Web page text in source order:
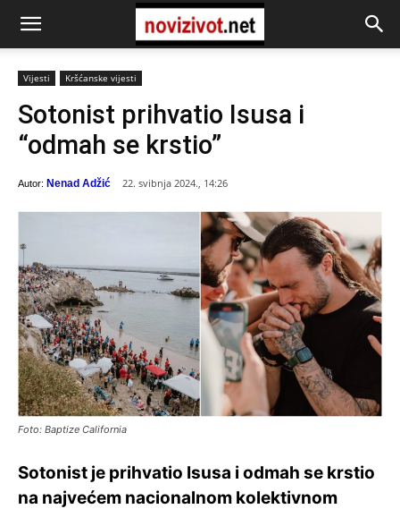
Vijesti Kršćanske vijesti
Sotonist prihvatio Isusa i
“odmah se krstio”
Autor: Nenad Adžić 22. svibnja 2024., 14:26
Foto: Baptize California
Sotonist je prihvatio Isusa i odmah se krstio
na najvećem nacionalnom kolektivnom